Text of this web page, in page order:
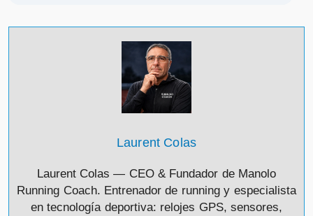
Laurent Colas
Laurent Colas — CEO & Fundador de Manolo
Running Coach. Entrenador de running y especialista
en tecnología deportiva: relojes GPS, sensores,